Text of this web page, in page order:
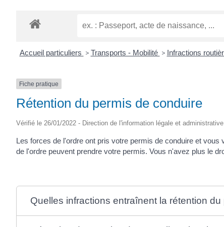
Accueil particuliers > Transports - Mobilité > Infractions
Fiche pratique
Rétention du permis de conduire
Vérifié le 26/01/2022 - Direction de l'information légale et
Les forces de l'ordre ont pris votre permis de conduire et
de l'ordre peuvent prendre votre permis. Vous n'avez plus le
Quelles infractions entraînent la rétention du